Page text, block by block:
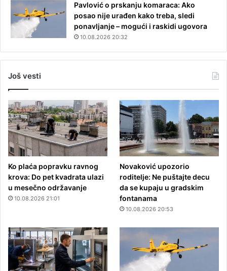
Pavlović o prskanju komaraca: Ako
posao nije urađen kako treba, sledi
ponavljanje – mogući i raskidi ugovora
10.08.2026 20:32
Još vesti
Ko plaća popravku ravnog
krova: Do pet kvadrata ulazi
u mesečno održavanje
10.08.2026 21:01
Novaković upozorio
roditelje: Ne puštajte decu
da se kupaju u gradskim
fontanama
10.08.2026 20:53